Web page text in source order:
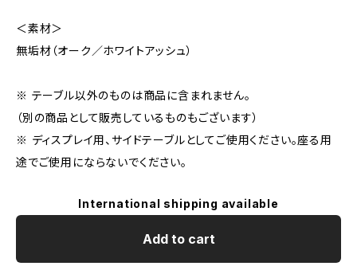
＜素材＞
無垢材（オーク／ホワイトアッシュ）
※ テーブル以外のものは商品に含まれません。
（別の商品として販売しているものもございます）
※ ディスプレイ用、サイドテーブルとしてご使用ください。座る用
途でご使用にならないでください。
International shipping available
Add to cart